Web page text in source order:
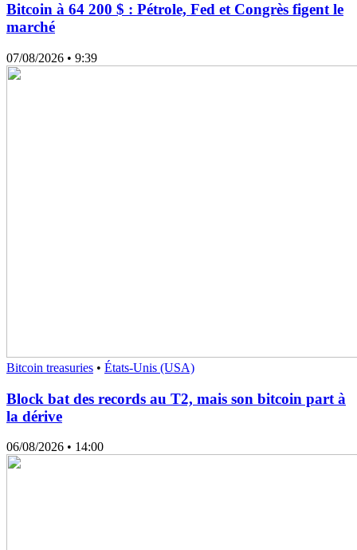
Bitcoin à 64 200 $ : Pétrole, Fed et Congrès figent le
marché
07/08/2026 • 9:39
Bitcoin treasuries • États-Unis (USA)
Block bat des records au T2, mais son bitcoin part à
la dérive
06/08/2026 • 14:00